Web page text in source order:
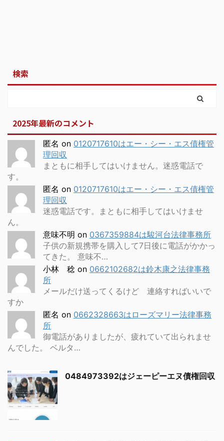
検索
2025年最新のコメント
匿名 on 0120717610はエー・シー・エス債権管
理回収
まともに相手してはいけません。迷惑電話で
す。
匿名 on 0120717610はエー・シー・エス債権管
理回収
迷惑電話です。まともに相手してはいけませ
ん。
意味不明 on 0367359884は駿河台法律事務所
子供の新規携帯を購入して7日後に電話がかかっ
てきた。 意味不…
小林 稔 on 0662102682は鈴木康之法律事務
所
メールだけ送ってくるけど 連絡すればいいで
すか
匿名 on 0662328663はローズマリー法律事務
所
御電話がありましたが、疲れていて出られませ
んでした。 ベルタ…
0484973392はジェーピーエヌ債権回収